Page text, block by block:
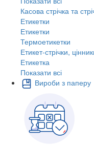
Касова стрічка та
Етикетки
Етикетки
Термоетикетки
Етикет-стрічки,
Етикетка
Показати всі
Вироби з паперу